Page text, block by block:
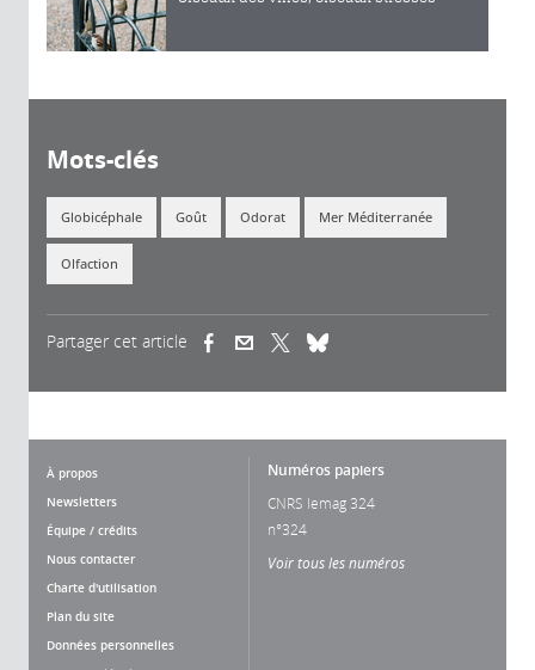
Mots-clés
Globicéphale Goût Odorat Mer Méditerranée
Olfaction
Partager cet article (link is external)(link is external)
À propos
Newsletters
Équipe / crédits
Nous contacter
Charte d'utilisation
Plan du site
Données personnelles
Numéros papiers
CNRS lemag 324
n°324
Voir tous les numéros